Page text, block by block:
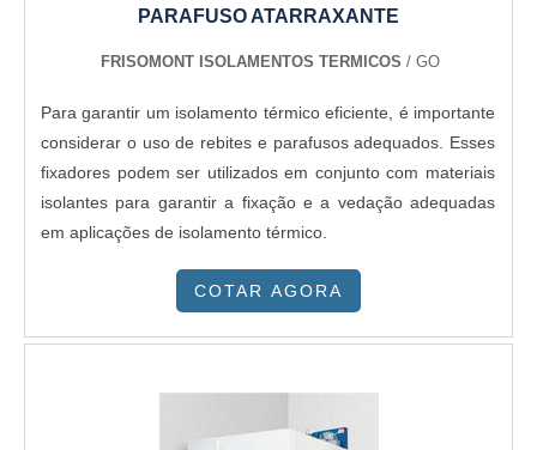
PARAFUSO ATARRAXANTE
FRISOMONT ISOLAMENTOS TERMICOS / GO
Para garantir um isolamento térmico eficiente, é importante
considerar o uso de rebites e parafusos adequados. Esses
fixadores podem ser utilizados em conjunto com materiais
isolantes para garantir a fixação e a vedação adequadas
em aplicações de isolamento térmico.
COTAR AGORA